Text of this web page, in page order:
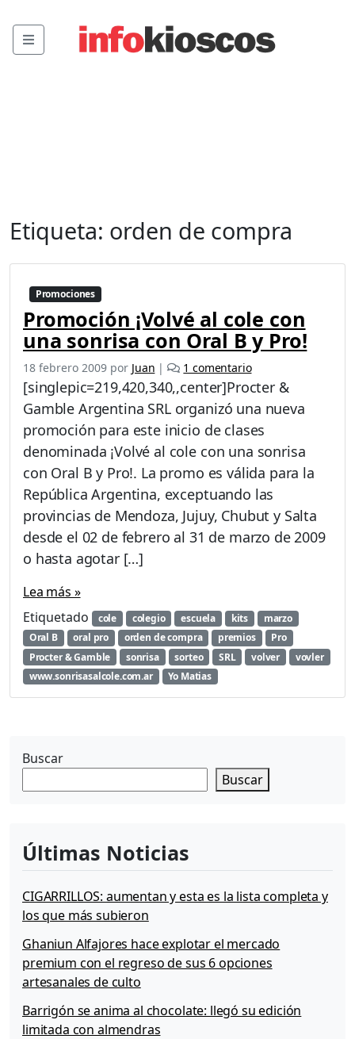
Menu
Etiqueta: orden de compra
Promociones
Promoción ¡Volvé al cole con
una sonrisa con Oral B y Pro!
18 febrero 2009 por Juan | 1 comentarioe
n
r
o
m
o
c
ó
n
v
é
a
l
o
o
n
r
a
c
O
[singlepic=219,420,340,,center]Procter &
Gamble Argentina SRL organizó una nueva
promoción para este inicio de clases
denominada ¡Volvé al cole con una sonrisa
con Oral B y Pro!. La promo es válida para la
República Argentina, exceptuando las
provincias de Mendoza, Jujuy, Chubut y Salta
desde el 02 de febrero al 31 de marzo de 2009
o hasta agotar […]
Lea más »
Etiquetado
cole colegio escuela kits
marzo
Oral B
oral pro orden de compra premios
Pro
Procter & Gamble
sonrisa sorteo SRL volver
vovler
www.sonrisasalcole.com.ar
Yo Matias
Buscar
Buscar
Últimas Noticias
CIGARRILLOS: aumentan y esta es la lista completa y
los que más subieron
Ghaniun Alfajores hace explotar el mercado
premium con el regreso de sus 6 opciones
artesanales de culto
Barrigón se anima al chocolate: llegó su edición
limitada con almendras